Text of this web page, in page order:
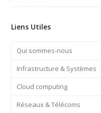
Liens Utiles
Qui sommes-nous
Infrastructure & Systèmes
Cloud computing
Réseaux & Télécoms